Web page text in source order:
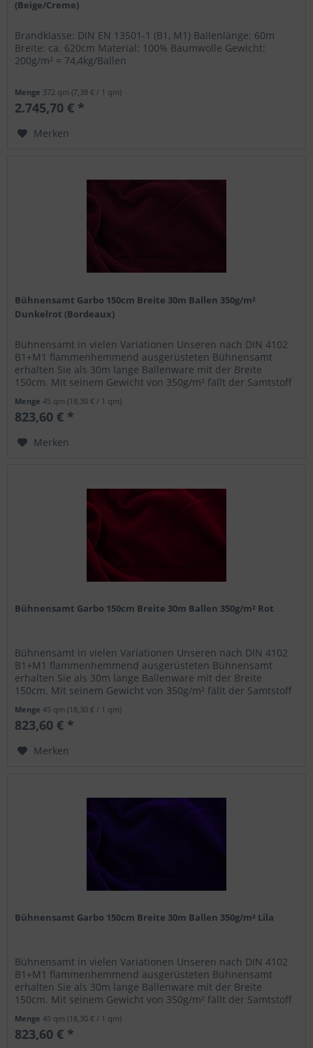
(Beige/Creme)
Brandklasse: DIN EN 13501-1 (B1, M1) Ballenlänge: 60m
Breite: ca. 620cm Material: 100% Baumwolle Gewicht:
200g/m² = 74,4kg/Ballen
Menge 372 qm(7,38 € / 1 qm)
2.745,70 € *
Merken
Bühnensamt Garbo 150cm Breite 30m Ballen 350g/m²
Dunkelrot (Bordeaux)
Bühnensamt in vielen Variationen Unseren nach DIN 4102
B1+M1 flammenhemmend ausgerüsteten Bühnensamt
erhalten Sie als 30m lange Ballenware mit der Breite
150cm. Mit seinem Gewicht von 350g/m² fällt der Samtstoff
Menge45 qm(18,30 € / 1 qm)
823,60 € *
Merken
Bühnensamt Garbo 150cm Breite 30m Ballen 350g/m² Rot
Bühnensamt in vielen Variationen Unseren nach DIN 4102
B1+M1 flammenhemmend ausgerüsteten Bühnensamt
erhalten Sie als 30m lange Ballenware mit der Breite
150cm. Mit seinem Gewicht von 350g/m² fällt der Samtstoff
Menge45 qm(18,30 € / 1 qm)
823,60 € *
Merken
Bühnensamt Garbo 150cm Breite 30m Ballen 350g/m² Lila
Bühnensamt in vielen Variationen Unseren nach DIN 4102
B1+M1 flammenhemmend ausgerüsteten Bühnensamt
erhalten Sie als 30m lange Ballenware mit der Breite
150cm. Mit seinem Gewicht von 350g/m² fällt der Samtstoff
Menge45 qm(18,30 € / 1 qm)
823,60 € *